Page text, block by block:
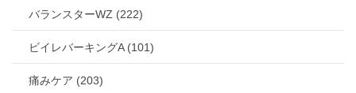
バランスターWZ (222)
ビイレバーキングA (101)
痛みケア (203)